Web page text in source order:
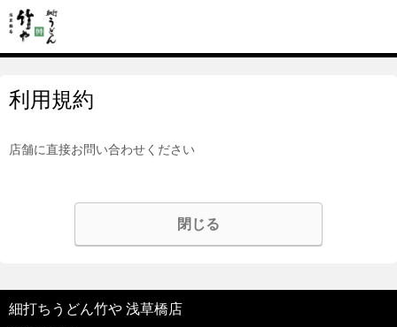
利用規約
店舗に直接お問い合わせください
閉じる
細打ちうどん竹や 浅草橋店